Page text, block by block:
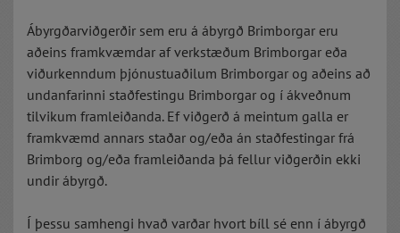
Ábyrgðarviðgerðir sem eru á ábyrgð Brimborgar eru
aðeins framkvæmdar af verkstæðum Brimborgar eða
viðurkenndum þjónustuaðilum Brimborgar og aðeins að
undanfarinni staðfestingu Brimborgar og í ákveðnum
tilvikum framleiðanda. Ef viðgerð á meintum galla er
framkvæmd annars staðar og/eða án staðfestingar frá
Brimborg og/eða framleiðanda þá fellur viðgerðin ekki
undir ábyrgð.
Í þessu samhengi hvað varðar hvort bíll sé enn í ábyrgð